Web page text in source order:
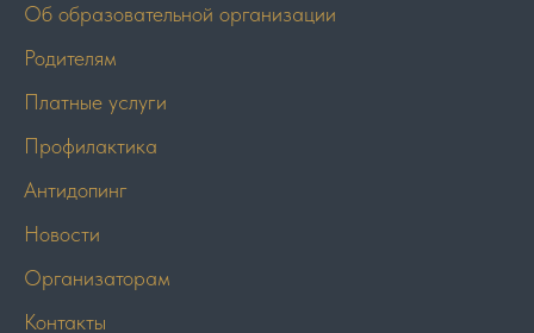
Об образовательной организации
Родителям
Платные услуги
Профилактика
Антидопинг
Новости
Организаторам
Контакты